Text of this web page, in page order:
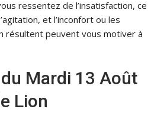
ressentez de l’insatisfaction, ce
et l’inconfort ou les
résultent peuvent vous motiver à
Mardi 13 Août
Lion